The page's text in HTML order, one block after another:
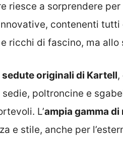
riesce a sorprendere per
contenenti
ricchi di fascino, ma
sedute originali di Kartell
poltroncine e
L’ampia gamma di
e stile, anche per